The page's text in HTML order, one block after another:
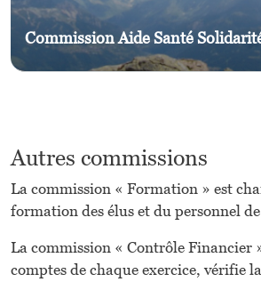
Commission Aide Santé
Autres commissions
La commission « Formation » est
formation des élus et du personnel
La commission « Contrôle Financier
comptes de chaque exercice, vérifie